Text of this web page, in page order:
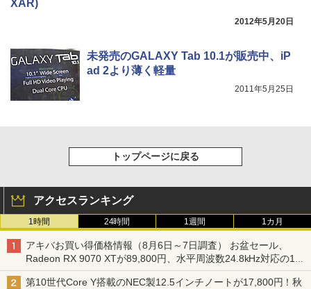
XAR)
2012年5月20日
未発売のGALAXY Tab 10.1が販売中、iP
ad 2より薄く軽量
2011年5月25日
トップページに戻る
アクセスランキング
1時間 24時間 1週間 1カ月
アキバお買い得価格情報（8月6日～7日調査） お盆セール、
Radeon RX 9070 XTが89,800円、水平周波数24.8kHz対応の17
型モニターが9,801円、暑さ指数連動セール ほか
第10世代Core Y搭載のNEC製12.5インチノートが17,800円！秋